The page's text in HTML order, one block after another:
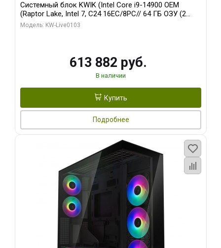
Системный блок KWIK (Intel Core i9-14900 OEM
(Raptor Lake, Intel 7, C24 16EC/8PC// 64 ГБ ОЗУ (2
модуля)/ Afox RTX4090 24GB GDDR6X 384-Bit 3xDP
Модель: KW-Live0103
613 882 руб.
В наличии
Купить
Подробнее